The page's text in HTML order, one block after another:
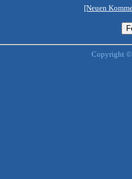
[Neuen
Copyright ©